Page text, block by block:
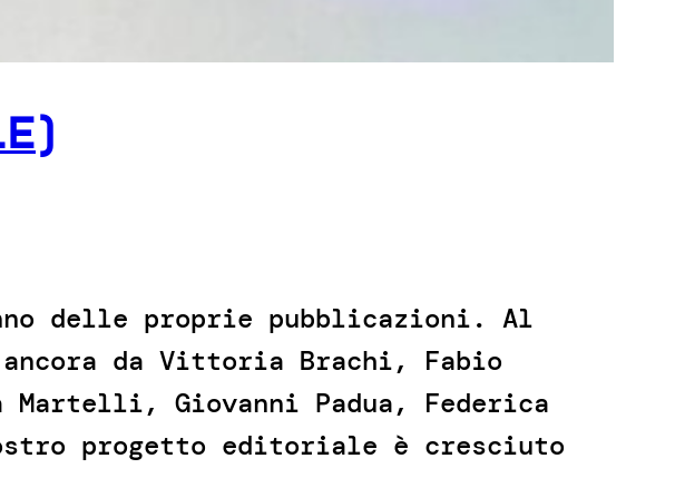
delle proprie pubblicazioni. Al
da Vittoria Brachi, Fabio
Giovanni Padua, Federica
progetto editoriale è cresciuto